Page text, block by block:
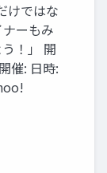
けではな
ーもみ
！」 開
催: 日時: